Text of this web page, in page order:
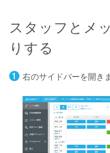
スタッフとメ
りする
右のサイドバーを開きま